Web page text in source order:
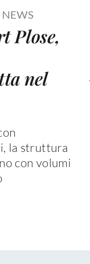
NEWS
Plose,
nel
la struttura
con volumi